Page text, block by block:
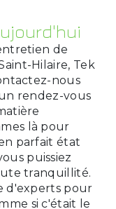
de
Hilaire, Tek
nous
rendez-vous
là pour
parfait état
puissiez
tranquillité.
d'experts pour
si c'était le